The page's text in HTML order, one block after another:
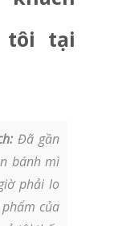
tôi tại
Đã gần
bánh mì
phải lo
của